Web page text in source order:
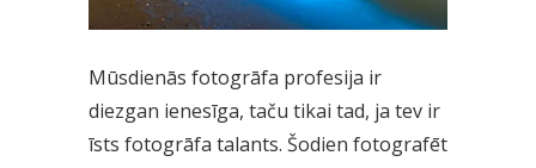
Mūsdienās fotogrāfa profesija ir
diezgan ienesīga, taču tikai tad, ja tev ir
īsts fotogrāfa talants. Šodien fotografēt